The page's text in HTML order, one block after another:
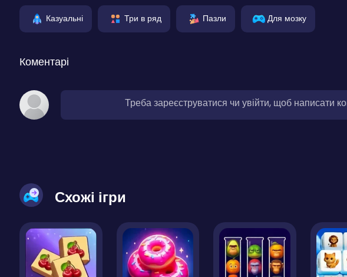
Казуальні Три в ряд Пазли Для мозку
Коментарі
Треба зареєструватися чи увійти, щоб написати
Схожі ігри